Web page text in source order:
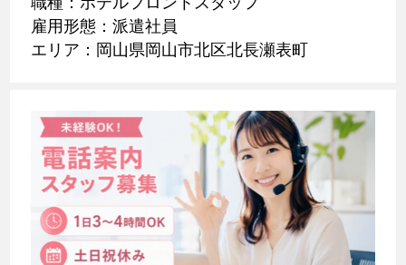
雇用形態：派遣社員
エリア：岡山県岡山市北区北長瀬表町